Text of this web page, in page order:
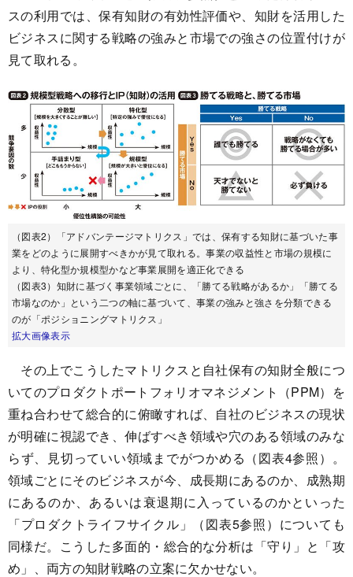
スの利用では、保有知財の有効性評価や、知財を活用した
ビジネスに関する戦略の強みと市場での強さの位置付けが
見て取れる。
（図表2）「アドバンテージマトリクス」では、保有する知財に基づいた事
業をどのように展開すべきかが見て取れる。事業の収益性と市場の規模に
より、特化型か規模型かなど事業展開を適正化できる
（図表3）知財に基づく事業領域ごとに、「勝てる戦略があるか」「勝てる
市場なのか」という二つの軸に基づいて、事業の強みと強さを分類できる
のが「ポジショニングマトリクス」
拡大画像表示
その上でこうしたマトリクスと自社保有の知財全般につ
いてのプロダクトポートフォリオマネジメント（PPM）を
重ね合わせて総合的に俯瞰すれば、自社のビジネスの現状
が明確に視認でき、伸ばすべき領域や穴のある領域のみな
らず、見切っていい領域までがつかめる（図表4参照）。
領域ごとにそのビジネスが今、成長期にあるのか、成熟期
にあるのか、あるいは衰退期に入っているのかといった
「プロダクトライフサイクル」（図表5参照）についても
同様だ。こうした多面的・総合的な分析は「守り」と「攻
め」、両方の知財戦略の立案に欠かせない。